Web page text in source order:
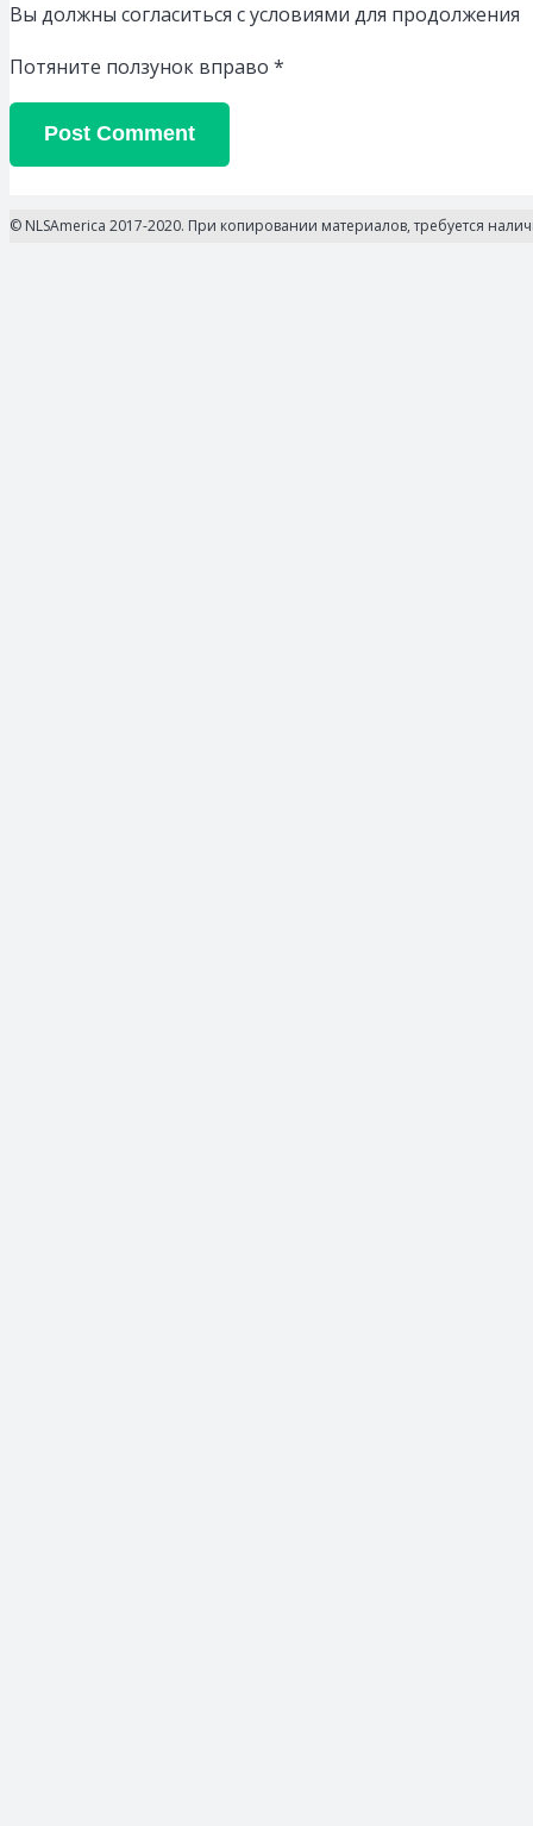
Вы должны согласиться с условиями для продолжения
Потяните ползунок вправо *
Post Comment
© NLSAmerica 2017-2020. При копировании материалов, требуется